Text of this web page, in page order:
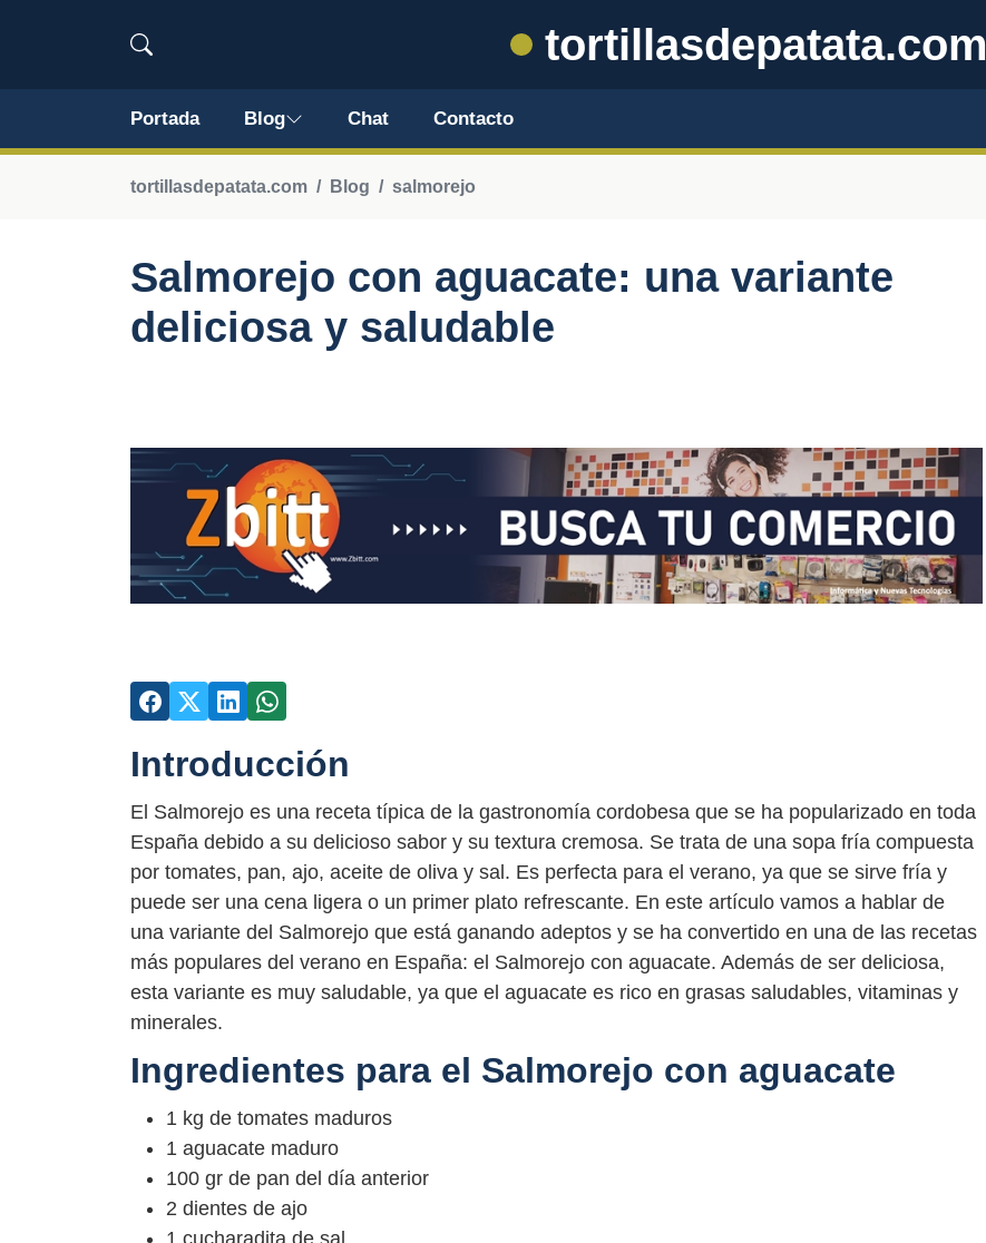
tortillasdepatata.com
Portada Blog Chat Contacto
tortillasdepatata.com Blog salmorejo
Salmorejo con aguacate: una variante
deliciosa y saludable
Introducción
El Salmorejo es una receta típica de la gastronomía cordobesa que se ha popularizado en toda
España debido a su delicioso sabor y su textura cremosa. Se trata de una sopa fría compuesta
por tomates, pan, ajo, aceite de oliva y sal. Es perfecta para el verano, ya que se sirve fría y
puede ser una cena ligera o un primer plato refrescante. En este artículo vamos a hablar de
una variante del Salmorejo que está ganando adeptos y se ha convertido en una de las recetas
más populares del verano en España: el Salmorejo con aguacate. Además de ser deliciosa,
esta variante es muy saludable, ya que el aguacate es rico en grasas saludables, vitaminas y
minerales.
Ingredientes para el Salmorejo con aguacate
1 kg de tomates maduros
1 aguacate maduro
100 gr de pan del día anterior
2 dientes de ajo